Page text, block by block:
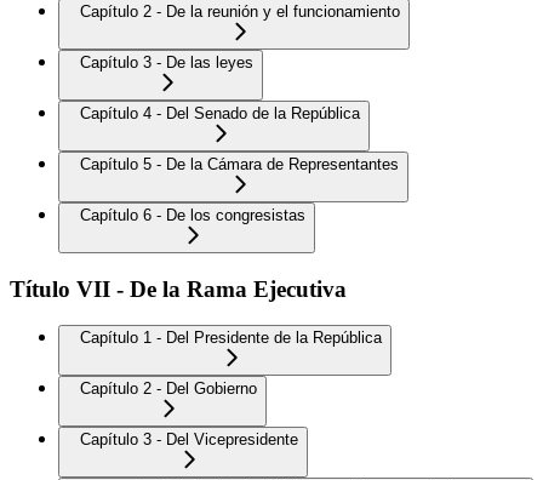
Capítulo 2 - De la reunión y el funcionamiento
Capítulo 3 - De las leyes
Capítulo 4 - Del Senado de la República
Capítulo 5 - De la Cámara de Representantes
Capítulo 6 - De los congresistas
Título VII - De la Rama Ejecutiva
Capítulo 1 - Del Presidente de la República
Capítulo 2 - Del Gobierno
Capítulo 3 - Del Vicepresidente